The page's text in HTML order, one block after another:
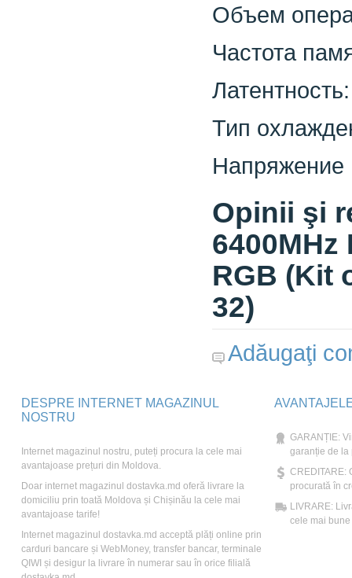
Объем
Частота
Тип
Напряжение
Opinii şi
6400MHz
RGB (Kit
32)
Adăugaţi
DESPRE INTERNET MAGAZINUL
NOSTRU
Internet magazinul nostru, puteți procura la cele mai
avantajoase prețuri din Moldova.
Doar internet magazinul dostavka.md oferă livrare la
domiciliu prin toată Moldova și Chișinău la cele mai
avantajoase tarife!
Internet magazinul dostavka.md acceptă plăți online prin
carduri bancare și WebMoney, transfer bancar, terminale
QIWI și desigur la livrare în numerar sau în orice filială
GARANȚIE:
garanție de la
CREDITARE:
procurată în
LIVRARE:
cele mai bune